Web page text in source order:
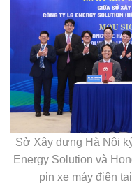
Sở Xây dựng Hà Nội
Energy Solution và
pin xe máy điện